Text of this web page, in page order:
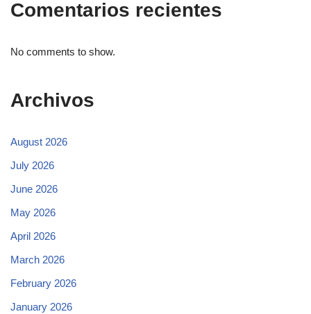
Comentarios recientes
No comments to show.
Archivos
August 2026
July 2026
June 2026
May 2026
April 2026
March 2026
February 2026
January 2026